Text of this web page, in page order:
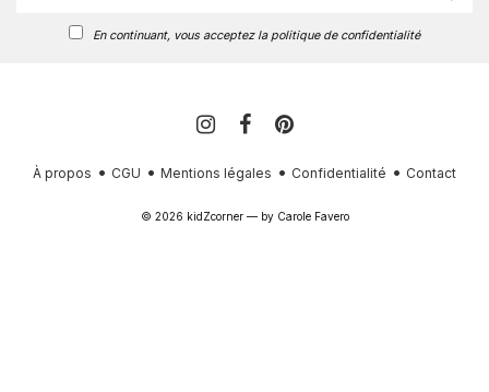
En continuant, vous acceptez la politique de confidentialité
À propos CGU Mentions légales Confidentialité Contact
© 2026 kidZcorner — by Carole Favero